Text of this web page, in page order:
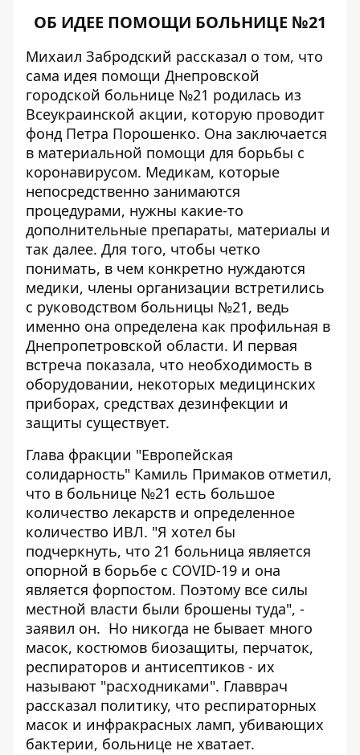
ОБ ИДЕЕ ПОМОЩИ БОЛЬНИЦЕ №21
Михаил Забродский рассказал о том, что
сама идея помощи Днепровской
городской больнице №21 родилась из
Всеукраинской акции, которую проводит
фонд Петра Порошенко. Она заключается
в материальной помощи для борьбы с
коронавирусом. Медикам, которые
непосредственно занимаются
процедурами, нужны какие-то
дополнительные препараты, материалы и
так далее. Для того, чтобы четко
понимать, в чем конкретно нуждаются
медики, члены организации встретились
с руководством больницы №21, ведь
именно она определена как профильная в
Днепропетровской области. И первая
встреча показала, что необходимость в
оборудовании, некоторых медицинских
приборах, средствах дезинфекции и
защиты существует.
Глава фракции "Европейская
солидарность" Камиль Примаков отметил,
что в больнице №21 есть большое
количество лекарств и определенное
количество ИВЛ. "Я хотел бы
подчеркнуть, что 21 больница является
опорной в борьбе с COVID-19 и она
является форпостом. Поэтому все силы
местной власти были брошены туда", -
заявил он. Но никогда не бывает много
масок, костюмов биозащиты, перчаток,
респираторов и антисептиков - их
называют "расходниками". Главврач
рассказал политику, что респираторных
масок и инфракрасных ламп, убивающих
бактерии, больнице не хватает.